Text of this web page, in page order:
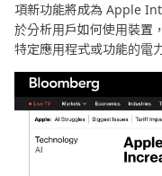
項新功能將成為 Apple
於分析用戶如何使用裝置
特定應用程式或功能的電